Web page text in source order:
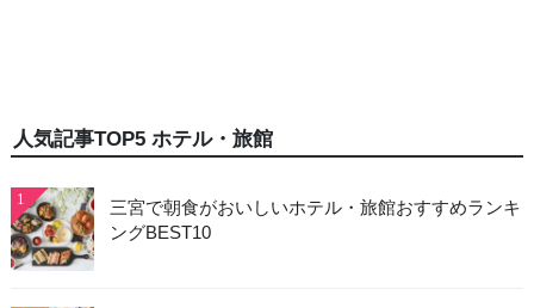
人気記事TOP5 ホテル・旅館
1
三宮で朝食がおいしいホテル・旅館おすすめランキ
ングBEST10